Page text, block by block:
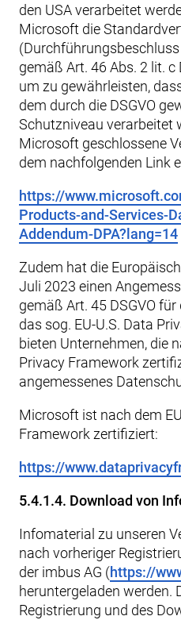
den USA verarbeitet
Microsoft die
gemäß Art. 46 Abs. 2 lit. c
um zu gewährleisten,
dem durch die DSGVO
Schutzniveau verarbeitet
Microsoft geschlossene
dem nachfolgenden Link
https://
Products-and-Services-
Addendum-DPA?lang=14
Zudem hat die
Juli 2023 einen
gemäß Art. 45 DSGVO
das sog. EU-U.S. Data
bieten Unternehmen, die
Privacy Framework
angemessenes
Microsoft ist nach dem
Framework zertifiziert:
https://
5.4.1.4. Download von
Infomaterial zu unseren
nach vorheriger
der imbus AG (https://
heruntergeladen werden.
Registrierung und des